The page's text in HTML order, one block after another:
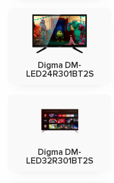
Digma DM-
LED24R301BT2S
Digma DM-
LED32R301BT2S